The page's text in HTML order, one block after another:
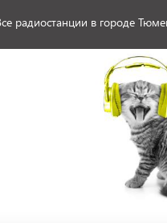
радиостанции в городе